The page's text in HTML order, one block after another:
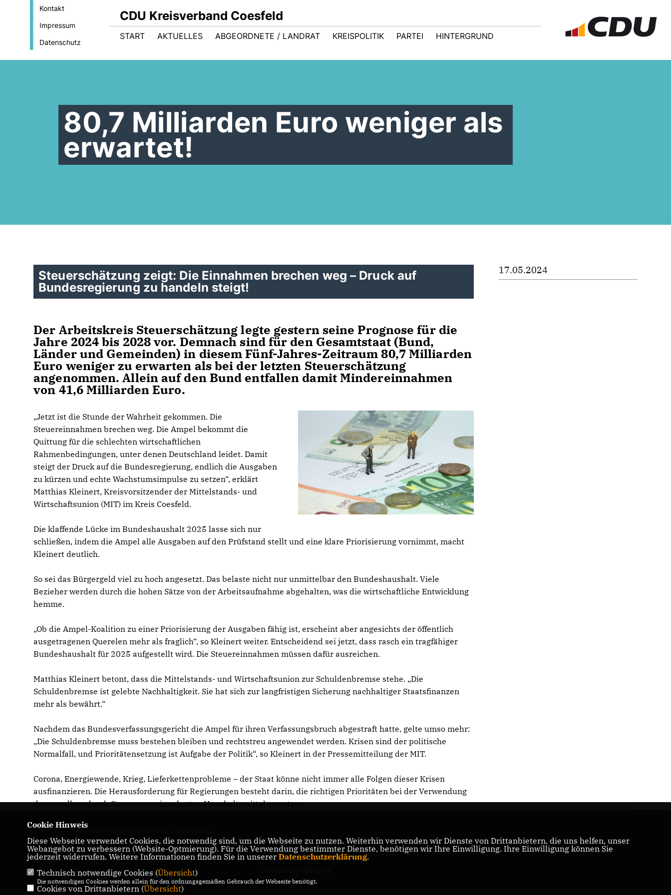
Kontakt
Impressum
Datenschutz
CDU Kreisverband Coesfeld
START AKTUELLES ABGEORDNETE / LANDRAT KREISPOLITIK PARTEI HINTERGRUND
80,7 Milliarden Euro weniger als
erwartet!
Steuerschätzung zeigt: Die Einnahmen brechen weg – Druck auf
Bundesregierung zu handeln steigt!
Der Arbeitskreis Steuerschätzung legte gestern seine Prognose für die
Jahre 2024 bis 2028 vor. Demnach sind für den Gesamtstaat (Bund,
Länder und Gemeinden) in diesem Fünf-Jahres-Zeitraum 80,7 Milliarden
Euro weniger zu erwarten als bei der letzten Steuerschätzung
angenommen. Allein auf den Bund entfallen damit Mindereinnahmen
von 41,6 Milliarden Euro.
Jetzt ist die Stunde der Wahrheit gekommen. Die
Steuereinnahmen brechen weg. Die Ampel bekommt die
Quittung für die schlechten wirtschaftlichen
Rahmenbedingungen, unter denen Deutschland leidet. Damit
steigt der Druck auf die Bundesregierung, endlich die Ausgaben
zu kürzen und echte Wachstumsimpulse zu setzen“, erklärt
Matthias Kleinert, Kreisvorsitzender der Mittelstands- und
Wirtschaftsunion (MIT) im Kreis Coesfeld.
Die klaffende Lücke im Bundeshaushalt 2025 lasse sich nur
schließen, indem die Ampel alle Ausgaben auf den Prüfstand stellt und eine klare Priorisierung vornimmt, macht
Kleinert deutlich.
So sei das Bürgergeld viel zu hoch angesetzt. Das belaste nicht nur unmittelbar den Bundeshaushalt. Viele
Bezieher werden durch die hohen Sätze von der Arbeitsaufnahme abgehalten, was die wirtschaftliche Entwicklung
hemme.
Ob die Ampel-Koalition zu einer Priorisierung der Ausgaben fähig ist, erscheint aber angesichts der öffentlich
ausgetragenen Querelen mehr als fraglich“, so Kleinert weiter. Entscheidend sei jetzt, dass rasch ein tragfähiger
Bundeshaushalt für 2025 aufgestellt wird. Die Steuereinnahmen müssen dafür ausreichen.
Matthias Kleinert betont, dass die Mittelstands- und Wirtschaftsunion zur Schuldenbremse stehe. „Die
Schuldenbremse ist gelebte Nachhaltigkeit. Sie hat sich zur langfristigen Sicherung nachhaltiger Staatsfinanzen
mehr als bewährt.“
Nachdem das Bundesverfassungsgericht die Ampel für ihren Verfassungsbruch abgestraft hatte, gelte umso mehr:
Die Schuldenbremse muss bestehen bleiben und rechtstreu angewendet werden. Krisen sind der politische
Normalfall, und Prioritätensetzung ist Aufgabe der Politik“, so Kleinert in der Pressemitteilung der MIT.
Corona, Energiewende, Krieg, Lieferkettenprobleme – der Staat könne nicht immer alle Folgen dieser Krisen
ausfinanzieren. Die Herausforderung für Regierungen besteht darin, die richtigen Prioritäten bei der Verwendung
der vor allem durch Steuern vereinnahmten Haushaltsmittel zu setzen.
17.05.2024
Herzlich Willkommen beim Kreisverband
Coesfeld! Hier erhalten Sie Informationen über
die politische Arbeit und Termine.
IMPRESSUM
DATENSCHUTZ
KONTAKT
CDU NRW
Cookie Hinweis
Diese Webseite verwendet Cookies, die notwendig sind, um die Webseite zu nutzen. Weiterhin verwenden wir Dienste von Drittanbietern, die uns helfen, unser
Webangebot zu verbessern (Website-Optmierung). Für die Verwendung bestimmter Dienste, benötigen wir Ihre Einwilligung. Ihre Einwilligung können Sie
jederzeit widerrufen. Weitere Informationen finden Sie in unserer Datenschutzerklärung.
Technisch notwendige Cookies (Übersicht)
Die notwendigen Cookies werden allein für den ordnungsgemäßen Gebrauch der Webseite benötigt.
Cookies von Drittanbietern (Übersicht)